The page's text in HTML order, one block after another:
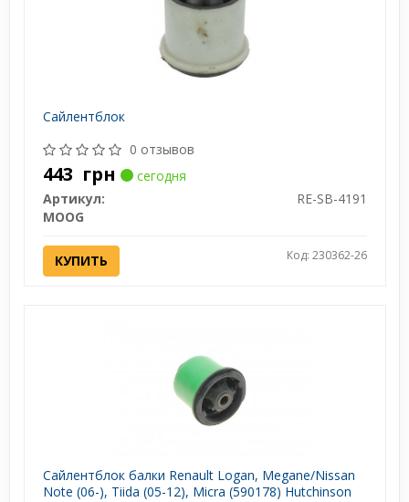
Сайлентблок
0 отзывов
443 грн
сегодня
Артикул:
RE-SB-4191
MOOG
КУПИТЬ Код: 230362-26
Сайлентблок балки Renault Logan, Megane/Nissan
Note (06-), Tiida (05-12), Micra (590178) Hutchinson